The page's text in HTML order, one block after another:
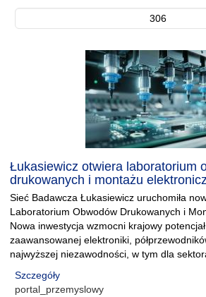
306
Łukasiewicz otwiera laboratorium
drukowanych i montażu
Sieć Badawcza Łukasiewicz uruchomiła
Laboratorium Obwodów Drukowanych i
Nowa inwestycja wzmocni krajowy
zaawansowanej elektroniki,
najwyższej niezawodności, w tym dla
Szczegóły
portal_przemyslowy